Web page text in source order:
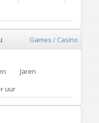
Games /Casino
Jaren
uur